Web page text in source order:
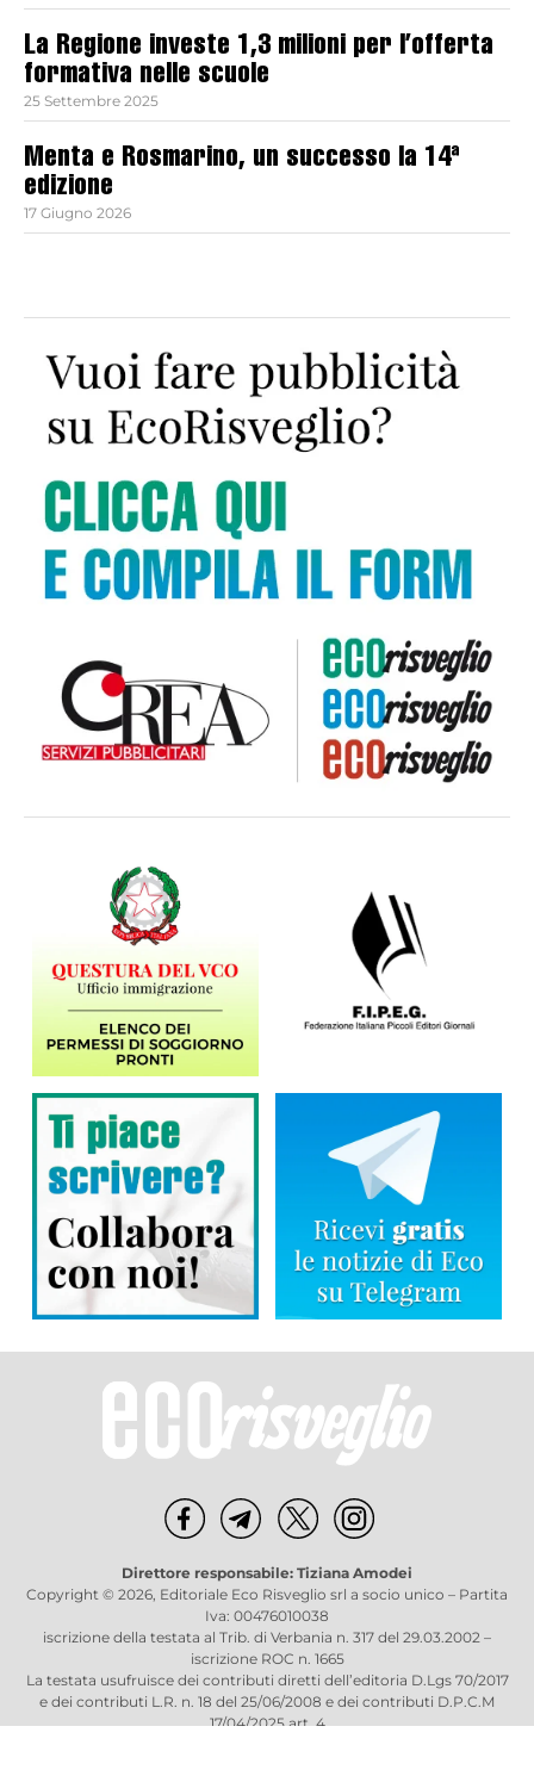
La Regione investe 1,3 milioni per l’offerta
formativa nelle scuole
25 Settembre 2025
Menta e Rosmarino, un successo la 14ª
edizione
17 Giugno 2026
Direttore responsabile: Tiziana Amodei
Copyright © 2026, Editoriale Eco Risveglio srl a socio unico – Partita
Iva: 00476010038
iscrizione della testata al Trib. di Verbania n. 317 del 29.03.2002 –
iscrizione ROC n. 1665
La testata usufruisce dei contributi diretti dell’editoria D.Lgs 70/2017
e dei contributi L.R. n. 18 del 25/06/2008 e dei contributi D.P.C.M
17/04/2025 art. 4